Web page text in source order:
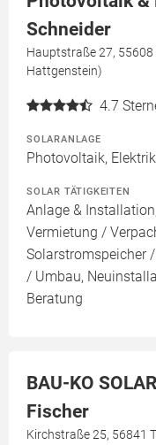
Schneider
Hauptstraße 27,
Hattgenstein)
4.7
SOLARANLAGE
Photovoltaik,
SOLAR TÄTIGKEITEN
Anlage &
Vermietung /
Solarstromspeicher
/ Umbau,
Beratung
BAU-KO
Fischer
Kirchstraße 25, 56841